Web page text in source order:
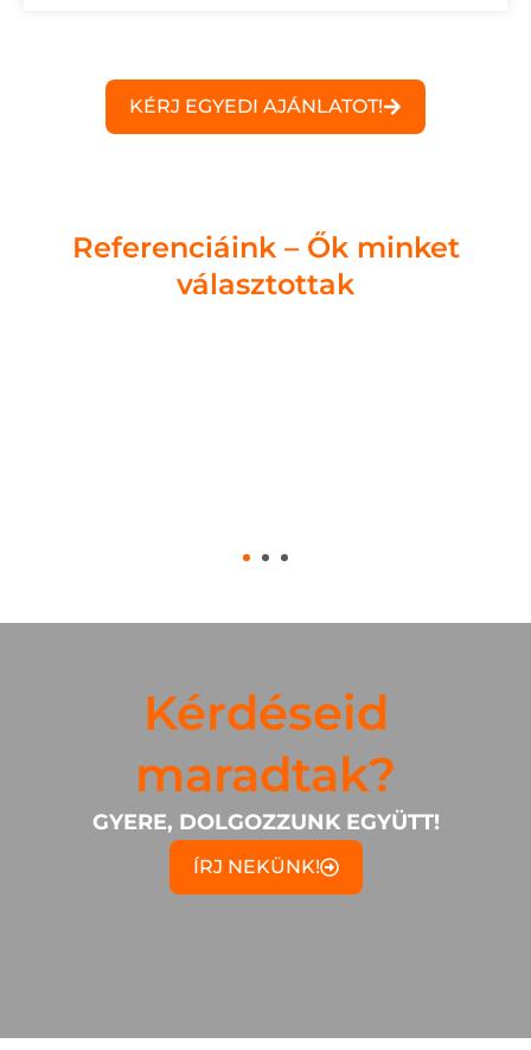
KÉRJ EGYEDI AJÁNLATOT!
Referenciáink – Ők minket
választottak
Kérdéseid
maradtak?
GYERE, DOLGOZZUNK EGYÜTT!
ÍRJ NEKÜNK!